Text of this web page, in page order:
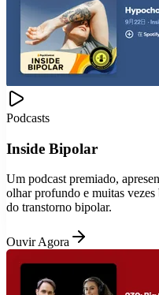
Podcasts
Inside Bipolar
Um podcast premiado,
olhar profundo e muitas
do transtorno bipolar.
Ouvir Agora